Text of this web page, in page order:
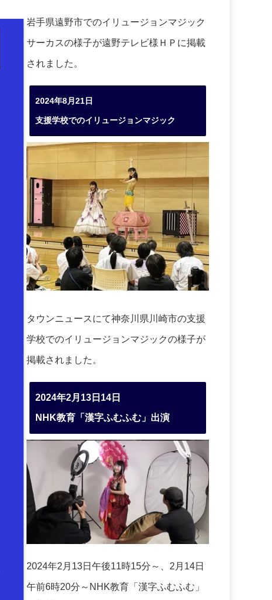
岩手県遠野市でのイリュージョンマジック
サーカスの様子が遠野テレビ様ＨＰに掲載
されました。
2024年8月21日
支援学校でのイリュージョンマジック
タウンニュースにて神奈川県川崎市の支援
学校でのイリュージョンマジックの様子が
掲載されました。
2024年2月13日14日
NHK教育「漢字ふむふむ」出演
2024年2月13日午後11時15分～、2月14日
午前6時20分～NHK教育「漢字ふむふむ」